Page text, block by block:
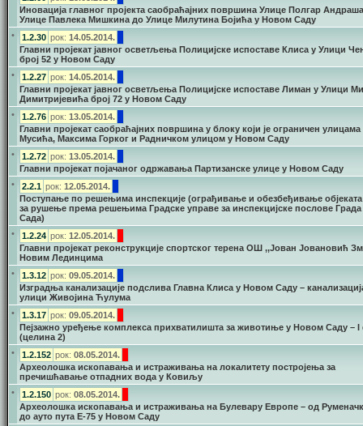
Иновација главног пројекта саобраћајних површина Улице Полгар
Улице Павлека Мишкина до Улице Милутина Бојића у Новом Саду
•
1.2.30 рок: 14.05.2014.
Главни пројекат јавног осветљења Полицијске испоставе Клиса у Улици
број 52 у Новом Саду
•
1.2.27 рок: 14.05.2014.
Главни пројекат јавног осветљења Полицијске испоставе Лиман у Улици
Димитријевића број 72 у Новом Саду
•
1.2.76 рок: 13.05.2014.
Главни пројекат саобраћајних површина у блоку који је ограничен
Мусића, Максима Горког и Радничком улицом у Новом Саду
•
1.2.72 рок: 13.05.2014.
Главни пројекат појачаног одржавања Партизанске улице у Новом Саду
•
2.2.1 рок: 12.05.2014.
Поступање по решењима инспекције (ограђивање и обезбеђивање објеката
за рушење према решењима Градске управе за инспекцијске послове
Сада)
•
1.2.24 рок: 12.05.2014.
Главни пројекат реконструкције спортског терена ОШ ,,Јован Јовановић
Новим Лединцима
•
1.3.12 рок: 09.05.2014.
Изградња канализације подслива Главна Клиса у Новом Саду –
улици Живојина Ћулума
•
1.3.17 рок: 09.05.2014.
Пејзажно уређење комплекса прихватилишта за животиње у Новом Саду – I
(целина 2)
•
1.2.152 рок: 08.05.2014.
Археолошка ископавања и истраживања на локалитету постројења за
пречишћавање отпадних вода у Ковиљу
•
1.2.150 рок: 08.05.2014.
Археолошка ископавања и истраживања на Булевару Европе – од
до ауто пута Е-75 у Новом Саду